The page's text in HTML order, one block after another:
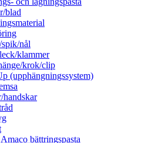
blad
nål
klammer
krok/clip
(upphängningssystem)
handskar
Amaco bättringspasta